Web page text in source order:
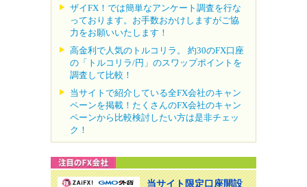
ザイFX！では簡単なアンケート調査を行な
っております。お手数おかけしますがご協
力をお願いいたします！
高金利で人気のトルコリラ。 約30のFX口座
の「トルコリラ/円」のスワップポイントを
調査して比較！
当サイトで紹介している全FX会社のキャン
ペーンを掲載！たくさんのFX会社のキャン
ペーンから比較検討したい方は是非チェッ
ク！
当サイト限定口座開設